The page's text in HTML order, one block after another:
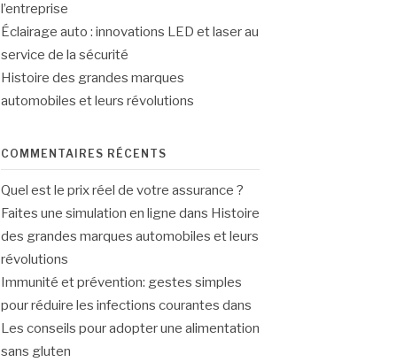
l’entreprise
Éclairage auto : innovations LED et laser au
service de la sécurité
Histoire des grandes marques
automobiles et leurs révolutions
COMMENTAIRES RÉCENTS
Quel est le prix réel de votre assurance ?
Faites une simulation en ligne dans Histoire
des grandes marques automobiles et leurs
révolutions
Immunité et prévention: gestes simples
pour réduire les infections courantes dans
Les conseils pour adopter une alimentation
sans gluten